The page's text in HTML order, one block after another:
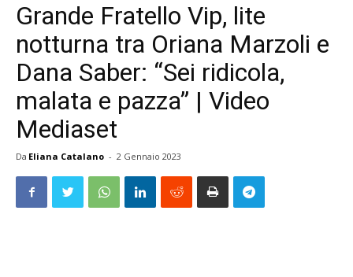
Grande Fratello Vip, lite
notturna tra Oriana Marzoli e
Dana Saber: “Sei ridicola,
malata e pazza” | Video
Mediaset
Da Eliana Catalano - 2 Gennaio 2023